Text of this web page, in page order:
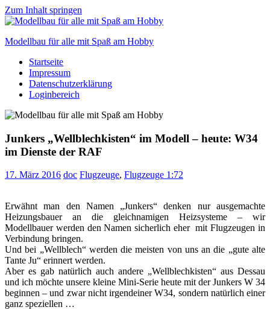
Zum Inhalt springen
Modellbau für alle mit Spaß am Hobby
Scale
modelling
to
Startseite
Impressum
Datenschutzerklärung
Loginbereich
Junkers „Wellblechkisten“ im Modell – heute: W34
im Dienste der RAF
17. März 2016 doc Flugzeuge, Flugzeuge 1:72
Erwähnt man den Namen „Junkers“ denken nur ausgemachte
Heizungsbauer an die gleichnamigen Heizsysteme – wir
Modellbauer werden den Namen sicherlich eher mit Flugzeugen in
Verbindung bringen.
Und bei „Wellblech“ werden die meisten von uns an die „gute alte
Tante Ju“ erinnert werden.
Aber es gab natürlich auch andere „Wellblechkisten“ aus Dessau
und ich möchte unsere kleine Mini-Serie heute mit der Junkers W 34
beginnen – und zwar nicht irgendeiner W34, sondern natürlich einer
ganz speziellen …